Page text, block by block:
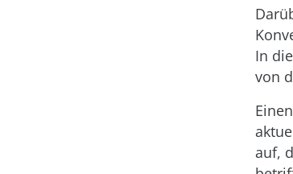
In
von
auf,